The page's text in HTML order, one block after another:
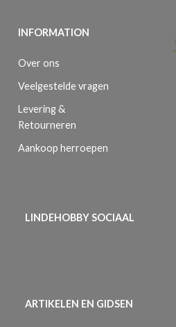
INFORMATION
Over ons
Veelgestelde vragen
Levering &
Retourneren
Aankoop herroepen
LINDEHOBBY SOCIAAL
ARTIKELEN EN GIDSEN